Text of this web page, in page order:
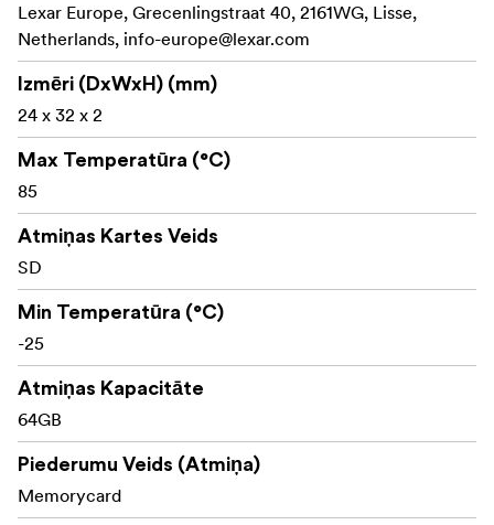
128 GB - 10. klase, SDXC, UHS-II (U3), V60, 1667x
(līdz 250 MB/s lasīšanai, līdz 1200 MB/s rakstīšanai)
256 GB - 10. klase, SDXC, UHS-II (U3), V60, 1667x
(līdz 250 MB/s lasīšanai, līdz 120 MB/s rakstīšanai)
Lexar Europe, Grecenlingstraat 40, 2161WG, Lisse,
Netherlands, info-europe@lexar.com
Izmēri (DxWxH) (mm)
24 x 32 x 2
Max Temperatūra (°C)
85
Atmiņas Kartes Veids
SD
Min Temperatūra (°C)
-25
Atmiņas Kapacitāte
64GB
Piederumu Veids (Atmiņa)
Memorycard